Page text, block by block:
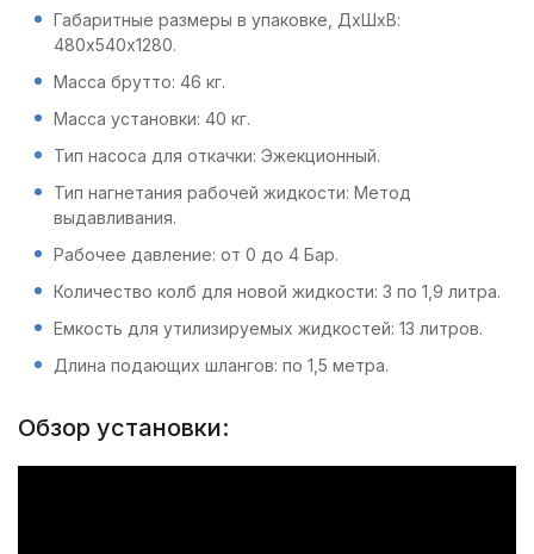
Габаритные размеры в упаковке, ДхШхВ:
480х540х1280.
Масса брутто: 46 кг.
Масса установки: 40 кг.
Тип насоса для откачки: Эжекционный.
Тип нагнетания рабочей жидкости: Метод
выдавливания.
Рабочее давление: от 0 до 4 Бар.
Количество колб для новой жидкости: 3 по 1,9 литра.
Емкость для утилизируемых жидкостей: 13 литров.
Длина подающих шлангов: по 1,5 метра.
Обзор установки: